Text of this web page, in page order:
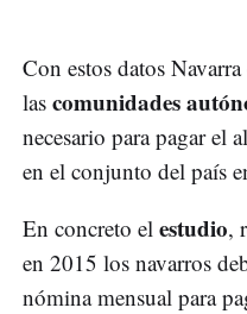
Con estos datos
las comunidades
necesario para pagar el
en el conjunto del país
En concreto el estudio,
en 2015 los navarros
nómina mensual para